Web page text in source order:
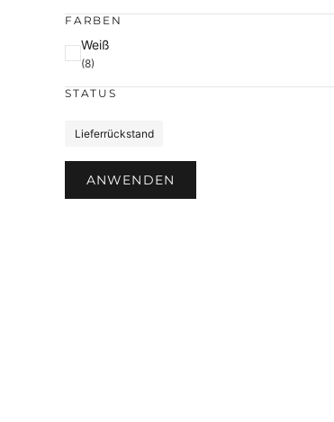
FARBEN
F
r
Weiß
(8)
STATUS
t
Lieferrückstand
ANWENDEN